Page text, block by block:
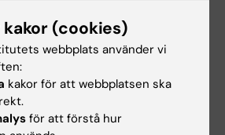
den kunskap och de
ligger till grund för dessa i
grupper
som fordras för att
och utvecklingsarbete
(cookies)
webbplats använder vi
kakor för att webbplatsen ska
för att förstå hur